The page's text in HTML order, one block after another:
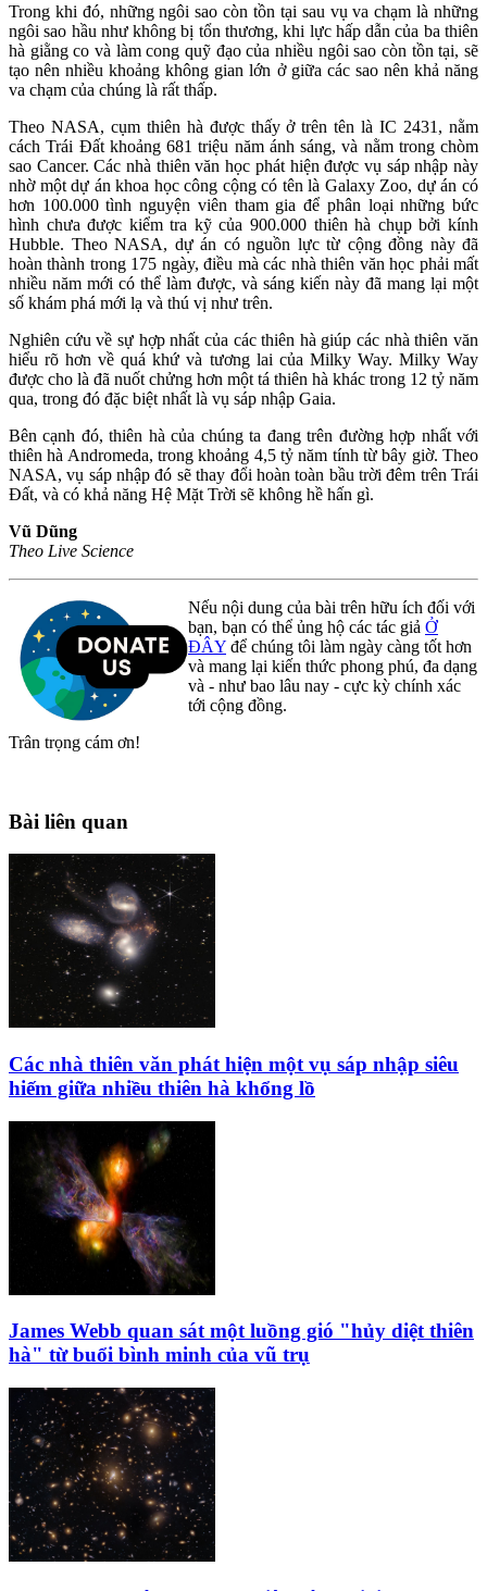
Trong khi đó, những ngôi sao còn tồn tại sau vụ va chạm là những
ngôi sao hầu như không bị tổn thương, khi lực hấp dẫn của ba thiên
hà giằng co và làm cong quỹ đạo của nhiều ngôi sao còn tồn tại, sẽ
tạo nên nhiều khoảng không gian lớn ở giữa các sao nên khả năng
va chạm của chúng là rất thấp.
Theo NASA, cụm thiên hà được thấy ở trên tên là IC 2431, nằm
cách Trái Đất khoảng 681 triệu năm ánh sáng, và nằm trong chòm
sao Cancer. Các nhà thiên văn học phát hiện được vụ sáp nhập này
nhờ một dự án khoa học công cộng có tên là Galaxy Zoo, dự án có
hơn 100.000 tình nguyện viên tham gia để phân loại những bức
hình chưa được kiểm tra kỹ của 900.000 thiên hà chụp bởi kính
Hubble. Theo NASA, dự án có nguồn lực từ cộng đồng này đã
hoàn thành trong 175 ngày, điều mà các nhà thiên văn học phải mất
nhiều năm mới có thể làm được, và sáng kiến này đã mang lại một
số khám phá mới lạ và thú vị như trên.
Nghiên cứu về sự hợp nhất của các thiên hà giúp các nhà thiên văn
hiểu rõ hơn về quá khứ và tương lai của Milky Way. Milky Way
được cho là đã nuốt chửng hơn một tá thiên hà khác trong 12 tỷ năm
qua, trong đó đặc biệt nhất là vụ sáp nhập Gaia.
Bên cạnh đó, thiên hà của chúng ta đang trên đường hợp nhất với
thiên hà Andromeda, trong khoảng 4,5 tỷ năm tính từ bây giờ. Theo
NASA, vụ sáp nhập đó sẽ thay đổi hoàn toàn bầu trời đêm trên Trái
Đất, và có khả năng Hệ Mặt Trời sẽ không hề hấn gì.
Vũ Dũng
Theo Live Science
Nếu nội dung của bài trên hữu ích đối với
bạn, bạn có thể ủng hộ các tác giả Ở
ĐÂY để chúng tôi làm ngày càng tốt hơn
và mang lại kiến thức phong phú, đa dạng
và - như bao lâu nay - cực kỳ chính xác
tới cộng đồng.
Trân trọng cám ơn!
Bài liên quan
Các nhà thiên văn phát hiện một vụ sáp nhập siêu
hiếm giữa nhiều thiên hà khổng lồ
James Webb quan sát một luồng gió "hủy diệt thiên
hà" từ buổi bình minh của vũ trụ